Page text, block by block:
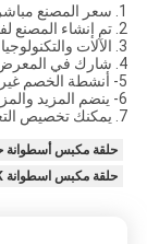
1. سعر المصنع مباشرة.
2. تم إنشاء المصنع لفترة طويلة وتجربة غنية
3. الآلات والتكنولوجيا المتقدمة
4. شارك في المعرض عدة مرات
5- أنشطة الخصم غير النظامية
6- ينضم المزيد والمزيد من المواهب عالية التقنية إلى الفريق
7. يمكنك تخصيص التعبئة إذا كنت غير راض عن التعبئة العادية.
حلقة مكبس أسطوانة
حلقة مكبس اسطوانة CYNOK